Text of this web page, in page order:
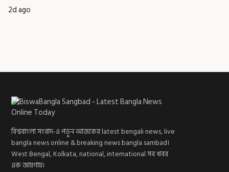
2d ago
বিশ্ববাংলা সংবাদ-এ পড়ুন আজকের latest bengali news, live
bangla news online & breaking news bangla sambad।
West Bengal, Kolkata, national, international সব খবর
এক জায়গায়।